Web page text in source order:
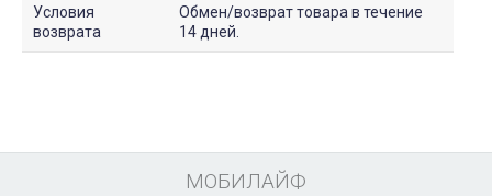
Условия
возврата
Обмен/возврат товара в течение
14 дней.
МОБИЛАЙФ